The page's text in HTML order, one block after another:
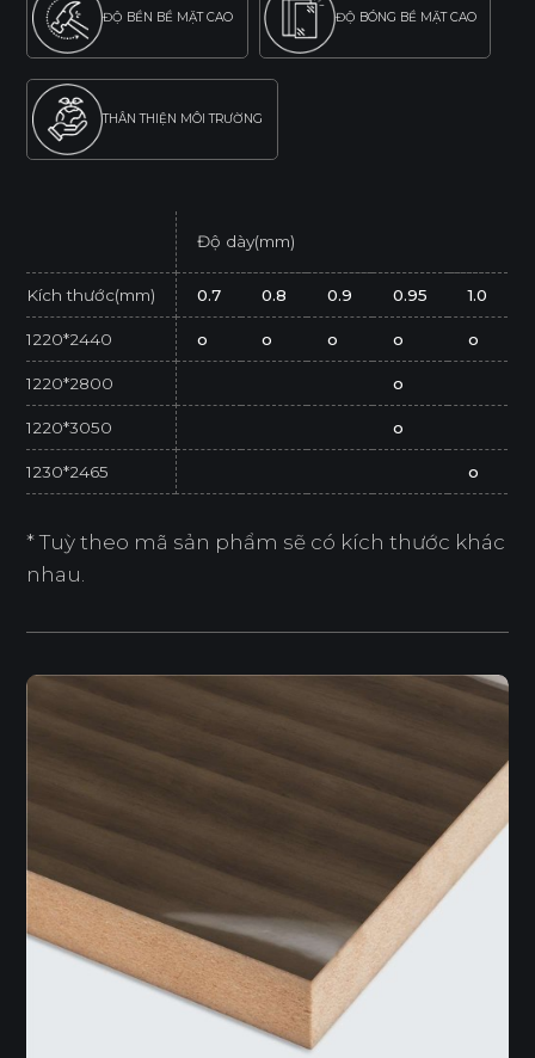
ĐỘ BỀN BỀ MẶT CAO ĐỘ BÓNG BỀ MẶT CAO
THÂN THIỆN MÔI TRƯỜNG
Độ dày(mm)
Kích thước(mm) 0.7 0.8 0.9 0.95 1.0
1220*2440 o o o o o
1220*2800 o
1220*3050 o
1230*2465 o
* Tuỳ theo mã sản phẩm sẽ có kích thước khác
nhau.